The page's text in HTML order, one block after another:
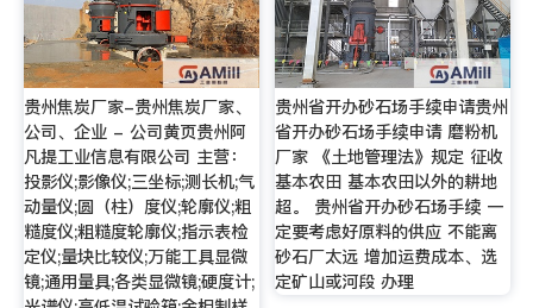
贵州焦炭厂家-贵州焦炭厂家、
公司、企业 - 公司黄页贵州阿
凡提工业信息有限公司 主营：
投影仪;影像仪;三坐标;测长机;气
动量仪;圆（柱）度仪;轮廓仪;粗
糙度仪;粗糙度轮廓仪;指示表检
定仪;量块比较仪;万能工具显微
镜;通用量具;各类显微镜;硬度计;
贵州省开办砂石场手续申请贵州
省开办砂石场手续申请 磨粉机
厂家 《土地管理法》规定 征收
基本农田 基本农田以外的耕地
超。 贵州省开办砂石场手续 一
定要考虑好原料的供应 不能离
砂石厂太远 增加运费成本、选
定矿山或河段 办理